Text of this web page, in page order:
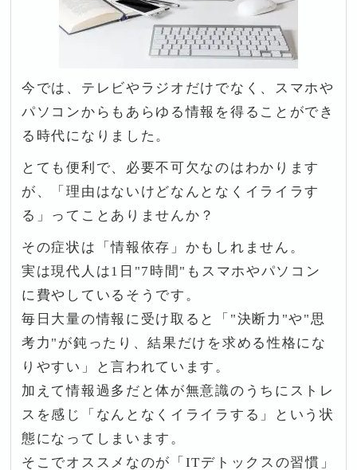
今では、テレビやラジオだけでなく、スマホや
パソコンからもあらゆる情報を得ることができ
る時代になりました。
とても便利で、必要不可欠なのはわかります
が、「理由はないけどなんとなくイライラす
る」ってことありませんか？
その症状は「情報依存」かもしれません。
実は現代人は1日"7時間"もスマホやパソコン
に費やしているそうです。
毎日大量の情報に受け取ると「"決断力"や"思
考力"が鈍ったり、結果だけを求める性格にな
りやすい」と言われています。
加えて情報過多だと体が無意識のうちにストレ
スを感じ「なんとなくイライラする」という状
態になってしまいます。
そこでオススメなのが「ITデトックスの習慣」